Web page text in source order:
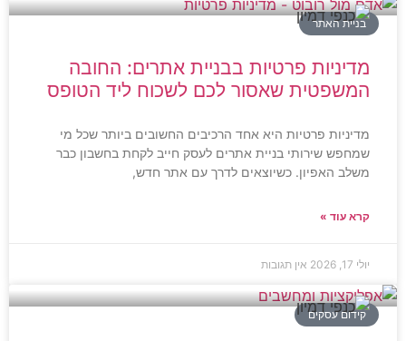
בניית האתר
מדיניות פרטיות בבניית אתרים: החובה
המשפטית שאסור לכם לשכוח ליד הטופס
מדיניות פרטיות היא אחד הרכיבים החשובים ביותר שכל מי
שמחפש שירותי בניית אתרים לעסק חייב לקחת בחשבון כבר
משלב האפיון. כשיוצאים לדרך עם אתר חדש,
קרא עוד »
יולי 17, 2026 אין תגובות
קידום עסקים